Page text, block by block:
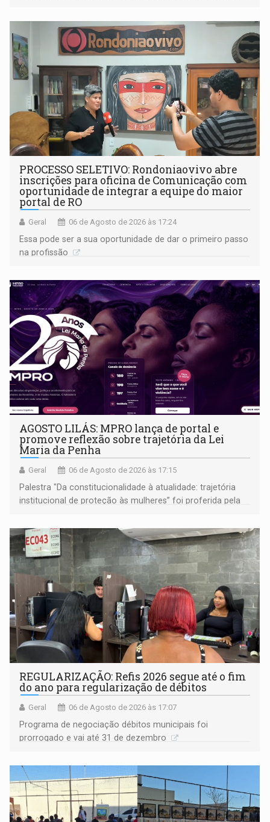
PROCESSO SELETIVO: Rondoniaovivo abre
inscrições para oficina de Comunicação com
oportunidade de integrar a equipe do maior
portal de RO
Geral 06 de Agosto de 2026 às 17:24
Essa pode ser a sua oportunidade de dar o primeiro passo
na profissão
AGOSTO LILÁS: MPRO lança de portal e
promove reflexão sobre trajetória da Lei
Maria da Penha
Geral 06 de Agosto de 2026 às 17:15
Palestra "Da constitucionalidade à atualidade: trajetória
institucional de proteção às mulheres” foi proferida pela
Goiás
REGULARIZAÇÃO: Refis 2026 segue até o fim
do ano para regularização de débitos
Geral 06 de Agosto de 2026 às 17:07
Programa de negociação débitos municipais foi
prorrogado e vai até 31 de dezembro